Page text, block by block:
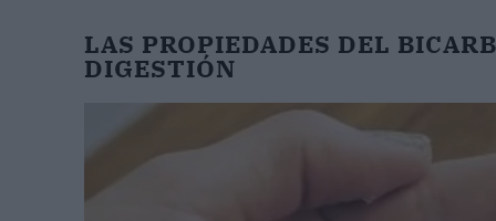
LAS PROPIEDADES DEL
DIGESTIÓN